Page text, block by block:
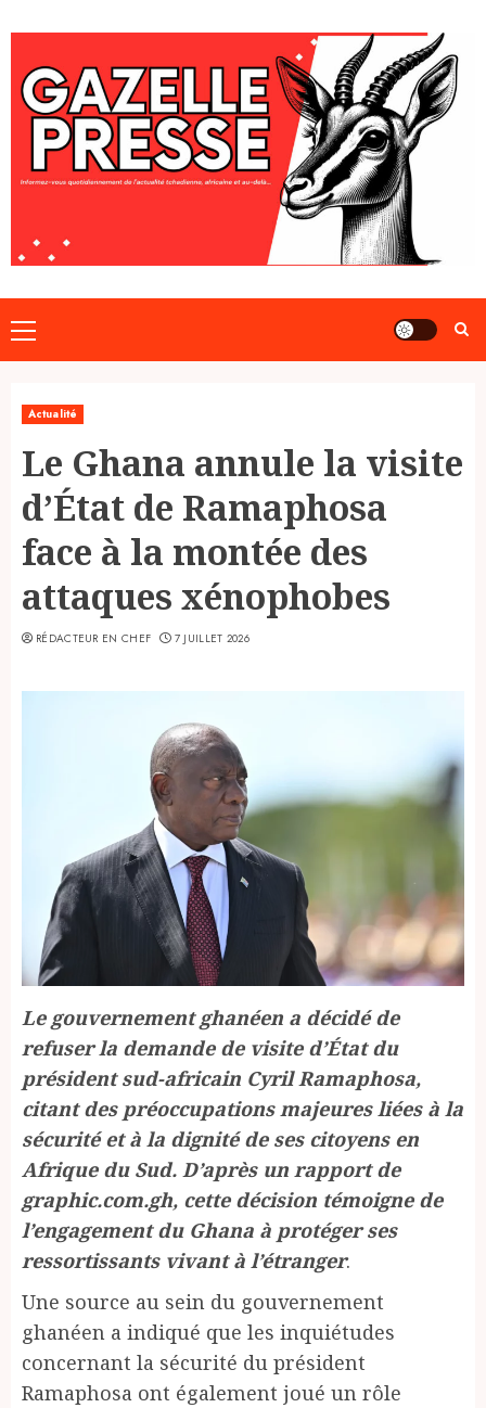
to
content
Primary
Menu
Actualité
Le Ghana annule la visite
d’État de Ramaphosa
face à la montée des
attaques xénophobes
RÉDACTEUR EN CHEF 7 JUILLET 2026
Le gouvernement ghanéen a décidé de
refuser la demande de visite d’État du
président sud-africain Cyril Ramaphosa,
citant des préoccupations majeures liées à la
sécurité et à la dignité de ses citoyens en
Afrique du Sud. D’après un rapport de
graphic.com.gh, cette décision témoigne de
l’engagement du Ghana à protéger ses
ressortissants vivant à l’étranger.
Une source au sein du gouvernement
ghanéen a indiqué que les inquiétudes
concernant la sécurité du président
Ramaphosa ont également joué un rôle